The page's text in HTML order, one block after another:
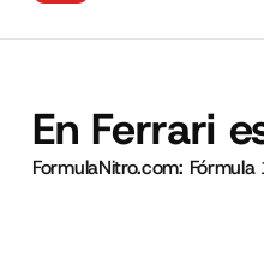
En Ferrari
FormulaNitro.com: